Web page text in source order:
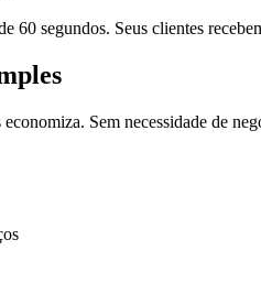
60 segundos. Seus clientes
Sem necessidade de